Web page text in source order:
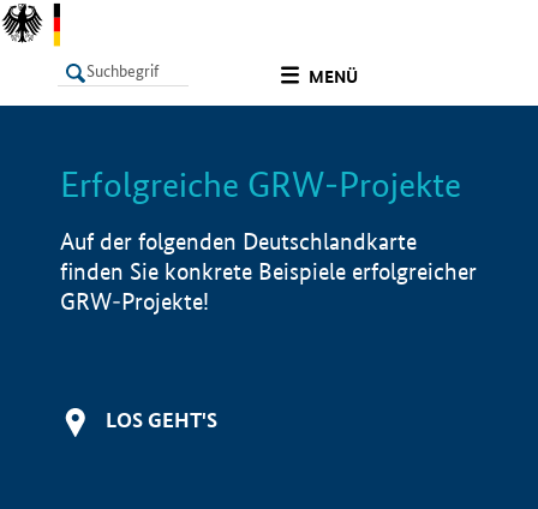
MENÜ
LISTE Info
Erfolgreiche GRW-Projekte
Auf der folgenden Deutschlandkarte
finden Sie konkrete Beispiele erfolgreicher
GRW-Projekte!
LOS GEHT'S